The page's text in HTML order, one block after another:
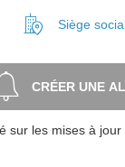
Siège
CRÉER UNE
sur les mises à